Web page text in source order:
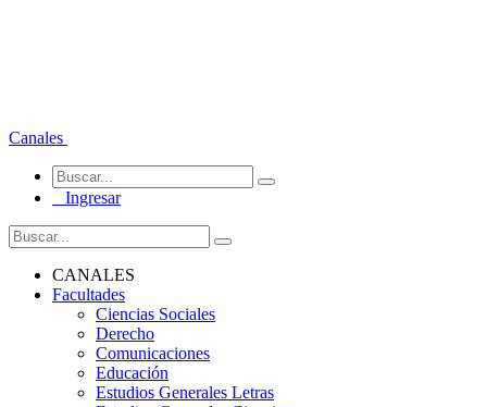
Canales
Ingresar
CANALES
Facultades
Ciencias Sociales
Derecho
Comunicaciones
Educación
Estudios Generales Letras